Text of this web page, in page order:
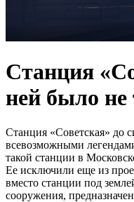
Станция
ней было не
Станция «Советская» до
всевозможными
такой станции в
Ее исключили еще из
вместо станции под
сооружения,